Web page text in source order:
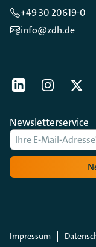
+49 30 20619-0
info@zdh.de
[Der ZDH in den
LinkedIninstagram
Newsletterservice
Impressum